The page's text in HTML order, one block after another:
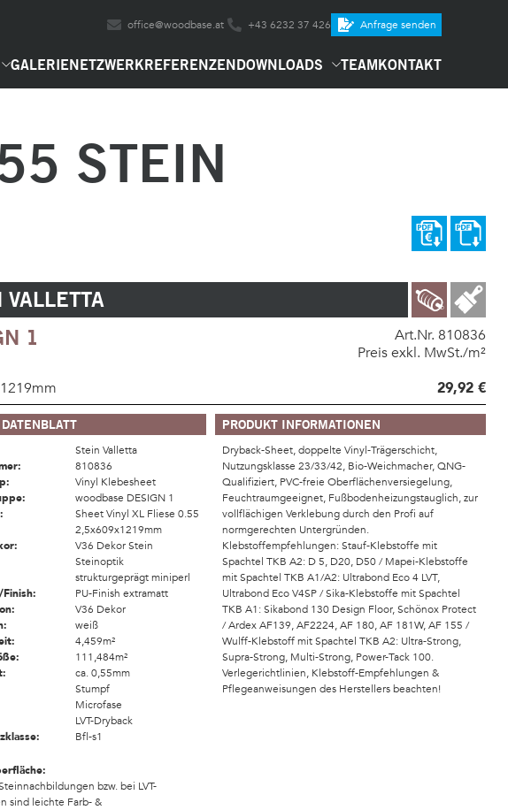
office@woodbase.at +43 6232 37 426 Anfrage senden
GALERIENETZWERKREFERENZENDOWNLOADS TEAMKONTAKT
STEIN
VALLETTA
1
Art.Nr. 810836
Preis exkl. MwSt./m²
29,92 €
Stein Valletta
810836
Vinyl Klebesheet
woodbase DESIGN 1
Sheet Vinyl XL Fliese 0.55
2,5x609x1219mm
V36 Dekor Stein
Steinoptik
strukturgeprägt miniperl
PU-Finish extramatt
V36 Dekor
weiß
4,459m²
111,484m²
ca. 0,55mm
Stumpf
Microfase
LVT-Dryback
Bfl-s1
bzw. bei LVT-
sind leichte Farb- &
PRODUKT INFORMATIONEN
Dryback-Sheet, doppelte Vinyl-Trägerschicht,
Nutzungsklasse 23/33/42, Bio-Weichmacher, QNG-
Qualifiziert, PVC-freie Oberflächenversiegelung,
Feuchtraumgeeignet, Fußbodenheizungstauglich, zur
vollflächigen Verklebung durch den Profi auf
normgerechten Untergründen.
Klebstoffempfehlungen: Stauf-Klebstoffe mit
Spachtel TKB A2: D 5, D20, D50 / Mapei-Klebstoffe
mit Spachtel TKB A1/A2: Ultrabond Eco 4 LVT,
Ultrabond Eco V4SP / Sika-Klebstoffe mit Spachtel
TKB A1: Sikabond 130 Design Floor, Schönox Protect
/ Ardex AF139, AF2224, AF 180, AF 181W, AF 155 /
Wulff-Klebstoff mit Spachtel TKB A2: Ultra-Strong,
Supra-Strong, Multi-Strong, Power-Tack 100.
Verlegerichtlinien, Klebstoff-Empfehlungen &
Pflegeanweisungen des Herstellers beachten!